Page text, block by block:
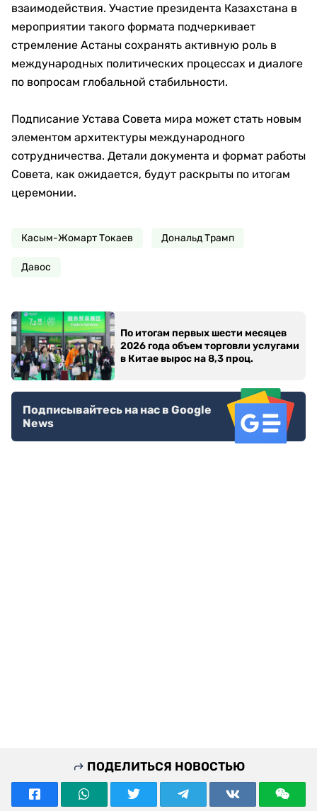
взаимодействия. Участие президента Казахстана в
мероприятии такого формата подчеркивает
стремление Астаны сохранять активную роль в
международных политических процессах и диалоге
по вопросам глобальной стабильности.
Подписание Устава Совета мира может стать новым
элементом архитектуры международного
сотрудничества. Детали документа и формат работы
Совета, как ожидается, будут раскрыты по итогам
церемонии.
Касым-Жомарт Токаев Дональд Трамп
Давос
По итогам первых шести месяцев
2026 года объем торговли услугами
в Китае вырос на 8,3 проц.
Подписывайтесь на нас в Google
News
ПОДЕЛИТЬСЯ НОВОСТЬЮ